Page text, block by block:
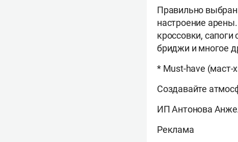
Правильно
настроение
кроссовки,
бриджи и многое
* Must-have (маст-
Создавайте
ИП Антонова
Реклама